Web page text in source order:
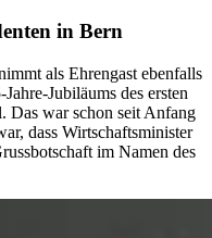
in Bern
als Ehrengast ebenfalls
Jubiläums des ersten
Das war schon seit Anfang
dass Wirtschaftsminister
im Namen des